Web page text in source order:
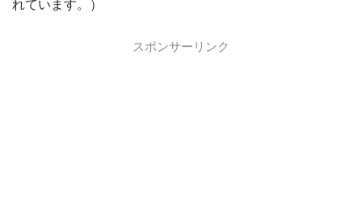
れています。）
スポンサーリンク